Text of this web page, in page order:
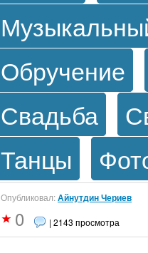
Обручение
Свадьба
Танцы
Опубликовал:Айнутдин Чериев
0 | 2143 просмотра